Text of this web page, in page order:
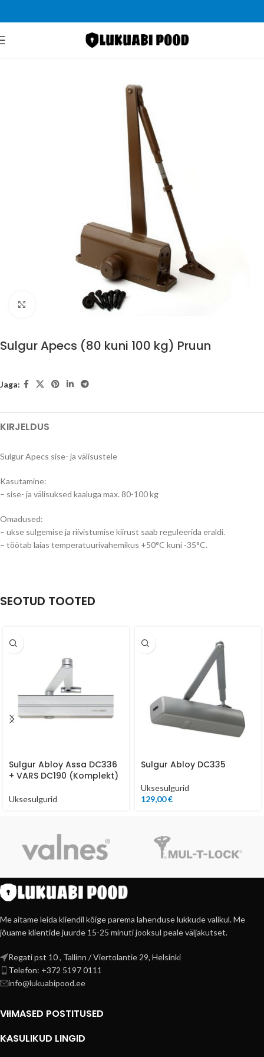
Sulgur Apecs (80 kuni 100 kg) Pruun
Jaga:
KIRJELDUS
Sulgur Apecs sise- ja välisustele
Kasutamine:
– sise- ja välisuksed kaaluga max. 80-100 kg
Omadused:
– ukse sulgemise ja riivistumise kiirust saab reguleerida eraldi.
– töötab laias temperatuurivahemikus +50°C kuni -35°C.
SEOTUD TOOTED
Sulgur Abloy Assa DC336
+ VARS DC190 (Komplekt)
Uksesulgurid
Sulgur Abloy DC335
Uksesulgurid
129,00€
Me aitame leida kliendil kõige parema lahenduse lukkude valikul. Me
jõuame klientide juurde 15-25 minuti jooksul peale väljakutset.
Regati pst 10 , Tallinn / Viertolantie 29, Helsinki
Telefon: +372 5197 0111
info@lukuabipood.ee
VIIMASED POSTITUSED
KASULIKUD LINGID